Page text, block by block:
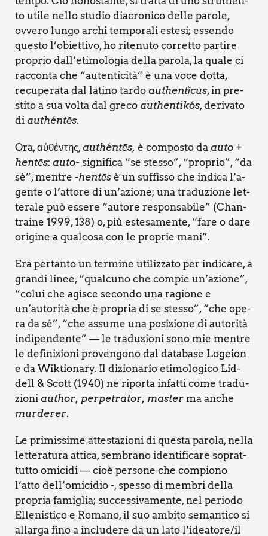
to uti­le nel­lo stu­dio dia­cro­ni­co del­le paro­le,
ovve­ro lun­go archi tem­po­ra­li este­si; essen­do
que­sto l’obiettivo, ho rite­nu­to cor­ret­to par­ti­re
pro­prio dall’etimologia del­la paro­la, la qua­le ci
rac­con­ta che “auten­ti­ci­tà” è una voce dot­ta,
recu­pe­ra­ta dal lati­no tar­do authen­tĭ­cus, in pre­
sti­to a sua vol­ta dal gre­co authen­ti­kós, deri­va­to
di authén­tēs.
Ora, αὐθέντης, authén­tēs, è com­po­sto da auto +
hen­tēs: auto- signi­fi­ca “se stes­so”, “pro­prio”, “da
sé”, men­tre -hen­tēsè un suf­fis­so che indi­ca l’a­
gen­te o l’at­to­re di un’a­zio­ne; una tra­du­zio­ne let­
te­ra­le può esse­re “auto­re respon­sa­bi­le” (Chan­
trai­ne 1999, 138) o, più este­sa­men­te, “fare o dare
ori­gi­ne a qual­co­sa con le pro­prie mani”.
Era per­tan­to un ter­mi­ne uti­liz­za­to per indi­ca­re, a
gran­di linee, “qual­cu­no che com­pie un’a­zio­ne”,
“colui che agi­sce secon­do una ragio­ne e
un’autorità che è pro­pria di se stes­so”, “che ope­
ra da sé”, “che assu­me una posi­zio­ne di auto­ri­tà
indi­pen­den­te” — le tra­du­zio­ni sono mie men­tre
le defi­ni­zio­ni pro­ven­go­no dal data­ba­se Logeion
e da Wik­tio­na­ry. Il dizio­na­rio eti­mo­lo­gi­co Lid­
dell & Scott (1940) ne ripor­ta infat­ti come tra­du­
zio­ni author, per­pe­tra­tor, master ma anche
mur­de­rer.
Le pri­mis­si­me atte­sta­zio­ni di que­sta paro­la, nel­la
let­te­ra­tu­ra atti­ca, sem­bra­no iden­ti­fi­ca­re soprat­
tut­to omi­ci­di — cioè per­so­ne che com­pio­no
l’atto dell’omicidio -, spes­so di mem­bri del­la
pro­pria fami­glia; suc­ces­si­va­men­te, nel perio­do
Elle­ni­sti­co e Roma­no, il suo ambi­to seman­ti­co si
allar­ga fino a inclu­de­re da un lato l’ideatore/il